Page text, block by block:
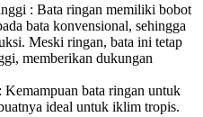
: Bata ringan memiliki bobot
bata konvensional, sehingga
Meski ringan, bata ini tetap
memberikan dukungan
bata ringan untuk
ideal untuk iklim tropis.